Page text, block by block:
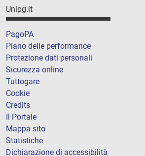
Unipg.it
PagoPA
Piano delle performance
Protezione dati personali
Sicurezza online
Tuttogare
Cookie
Credits
Il Portale
Mappa sito
Statistiche
Dichiarazione di accessibilità